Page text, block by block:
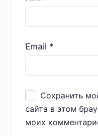
Email *
Сохранить
сайта в этом
моих